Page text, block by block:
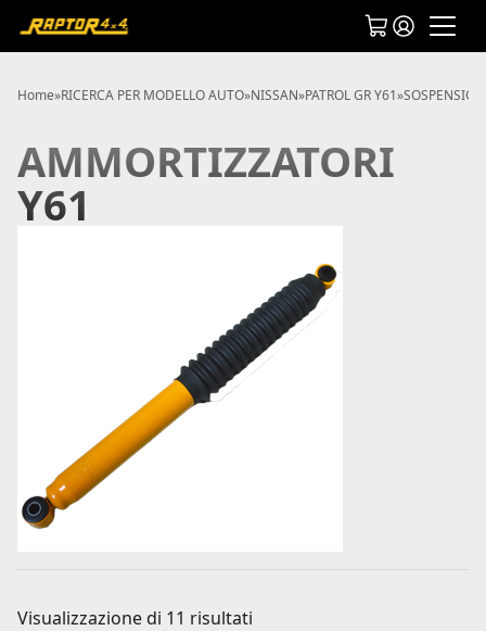
Home»RICERCA PER MODELLO AUTO»NISSAN»PATROL GR Y61»
AMMORTIZZATORI
Y61
Visualizzazione di 11 risultati